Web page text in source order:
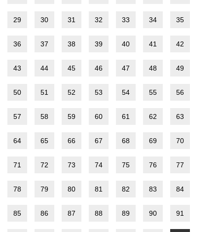
29 30 31 32 33 34 35
36 37 38 39 40 41 42
43 44 45 46 47 48 49
50 51 52 53 54 55 56
57 58 59 60 61 62 63
64 65 66 67 68 69 70
71 72 73 74 75 76 77
78 79 80 81 82 83 84
85 86 87 88 89 90 91